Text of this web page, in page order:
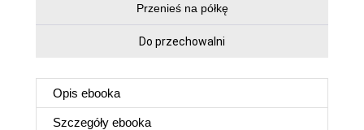
Przenieś na półkę
Do przechowalni
Opis ebooka
Szczegóły ebooka